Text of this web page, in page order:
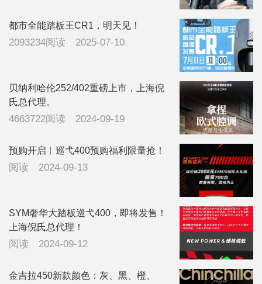
都市全能踏板王CR1，明天见！
2093234阅读 2025-07-10
贝纳利哈伦252/402重磅上市，上海倪
氏总代理。
4663722阅读 2024-09-19
预购开启︱巡弋400预购福利限量抢！
阅读 2024-09-13
SYM奢华大踏板巡弋400，即将发售！
上海倪氏总代理！
阅读 2024-09-12
金吉拉450新款颜色：灰、黑、橙、